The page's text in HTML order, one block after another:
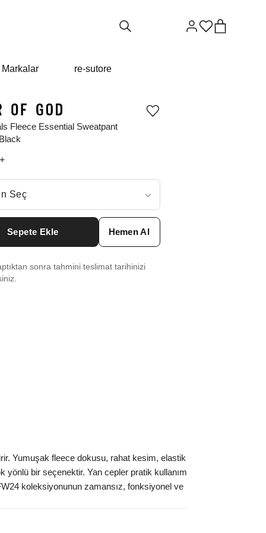
Markalar re-sutore
Fleece Essential Sweatpant
Ürünü
Seç
₺11309
₺11309
Sepete Ekle Hemen Al
sonra tahmini teslimat tarihinizi
Yumuşak fleece dokusu, rahat kesim, elastik
yönlü bir seçenektir. Yan cepler pratik kullanım
koleksiyonunun zamansız, fonksiyonel ve